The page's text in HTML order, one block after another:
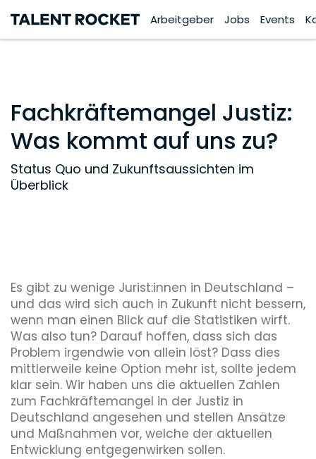
Arbeitgeber Jobs Events
Fachkräftemangel Justiz:
Was kommt auf uns zu?
Status Quo und Zukunftsaussichten im
Überblick
Es gibt zu wenige Jurist:innen in Deutschland –
und das wird sich auch in Zukunft nicht bessern,
wenn man einen Blick auf die Statistiken wirft.
Was also tun? Darauf hoffen, dass sich das
Problem irgendwie von allein löst? Dass dies
mittlerweile keine Option mehr ist, sollte jedem
klar sein. Wir haben uns die aktuellen Zahlen
zum Fachkräftemangel in der Justiz in
Deutschland angesehen und stellen Ansätze
und Maßnahmen vor, welche der aktuellen
Entwicklung entgegenwirken sollen.